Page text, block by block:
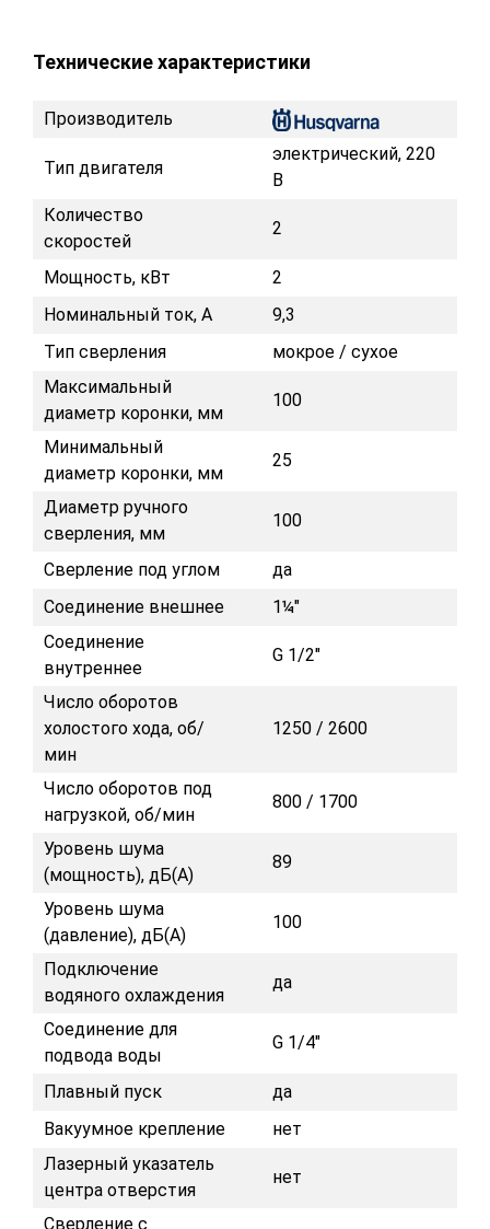
Технические характеристики
Производитель
Тип двигателя
электрический, 220
В
Количество
скоростей
2
Мощность, кВт
2
Номинальный ток, А
9,3
Тип сверления
мокрое / сухое
Максимальный
диаметр коронки, мм
100
Минимальный
диаметр коронки, мм
25
Диаметр ручного
сверления, мм
100
Сверление под углом
да
Соединение внешнее
1¼"
Соединение
внутреннее
G 1/2"
Число оборотов
холостого хода, об/
мин
1250 / 2600
Число оборотов под
нагрузкой, об/мин
800 / 1700
Уровень шума
(мощность), дБ(А)
89
Уровень шума
(давление), дБ(А)
100
Подключение
водяного охлаждения
да
Соединение для
подвода воды
G 1/4"
Плавный пуск
да
Вакуумное крепление
нет
Лазерный указатель
центра отверстия
нет
Сверление с